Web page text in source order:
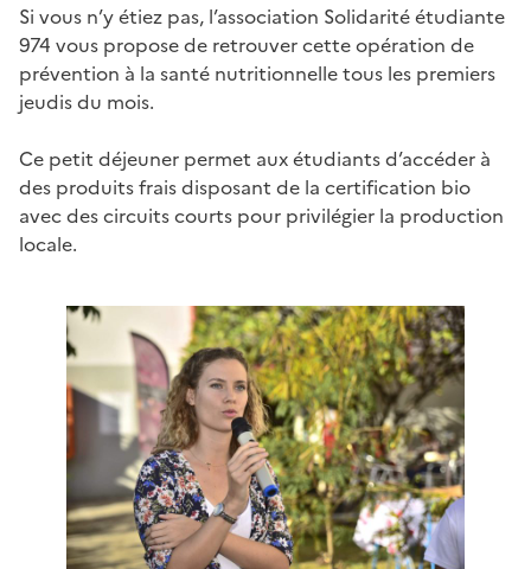
Si vous n’y étiez pas, l’association Solidarité étudiante
974 vous propose de retrouver cette opération de
prévention à la santé nutritionnelle tous les premiers
jeudis du mois.
Ce petit déjeuner permet aux étudiants d’accéder à
des produits frais disposant de la certification bio
avec des circuits courts pour privilégier la production
locale.